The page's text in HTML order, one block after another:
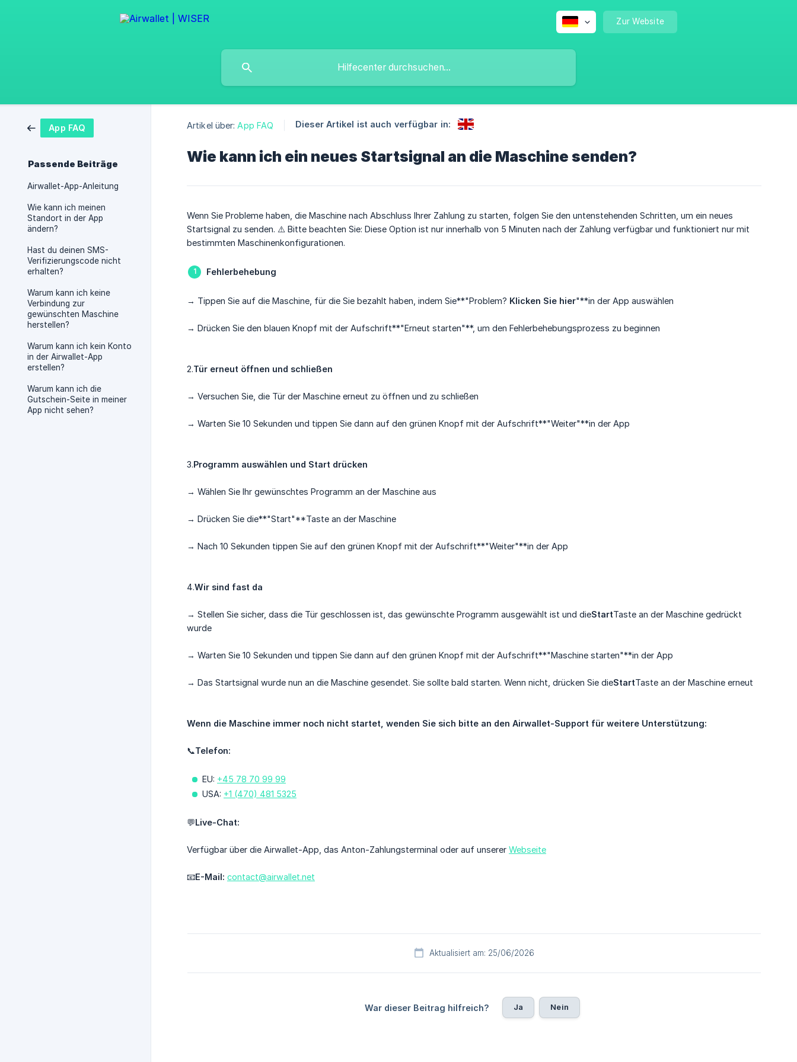
Zur Website
App FAQ
Passende Beiträge
Airwallet-App-Anleitung
Wie kann ich meinen
Standort in der App
ändern?
Hast du deinen SMS-
Verifizierungscode nicht
erhalten?
Warum kann ich keine
Verbindung zur
gewünschten Maschine
herstellen?
Warum kann ich kein Konto
in der Airwallet-App
erstellen?
Warum kann ich die
Gutschein-Seite in meiner
App nicht sehen?
Artikel über: App FAQ Dieser Artikel ist auch verfügbar in:
Wie kann ich ein neues Startsignal an die Maschine senden?
Wenn Sie Probleme haben, die Maschine nach Abschluss Ihrer Zahlung zu starten, folgen Sie den untenstehenden Schritten, um ein neues
Startsignal zu senden. ⚠️ Bitte beachten Sie: Diese Option ist nur innerhalb von 5 Minuten nach der Zahlung verfügbar und funktioniert nur mit
bestimmten Maschinenkonfigurationen.
Fehlerbehebung
→ Tippen Sie auf die Maschine, für die Sie bezahlt haben, indem Sie**"Problem? Klicken Sie hier"**in der App auswählen
→ Drücken Sie den blauen Knopf mit der Aufschrift**"Erneut starten"**, um den Fehlerbehebungsprozess zu beginnen
2.Tür erneut öffnen und schließen
→ Versuchen Sie, die Tür der Maschine erneut zu öffnen und zu schließen
→ Warten Sie 10 Sekunden und tippen Sie dann auf den grünen Knopf mit der Aufschrift**"Weiter"**in der App
3.Programm auswählen und Start drücken
→ Wählen Sie Ihr gewünschtes Programm an der Maschine aus
→ Drücken Sie die**"Start"**Taste an der Maschine
→ Nach 10 Sekunden tippen Sie auf den grünen Knopf mit der Aufschrift**"Weiter"**in der App
4.Wir sind fast da
→ Stellen Sie sicher, dass die Tür geschlossen ist, das gewünschte Programm ausgewählt ist und dieStartTaste an der Maschine gedrückt
wurde
→ Warten Sie 10 Sekunden und tippen Sie dann auf den grünen Knopf mit der Aufschrift**"Maschine starten"**in der App
→ Das Startsignal wurde nun an die Maschine gesendet. Sie sollte bald starten. Wenn nicht, drücken Sie dieStartTaste an der Maschine erneut
Wenn die Maschine immer noch nicht startet, wenden Sie sich bitte an den Airwallet-Support für weitere Unterstützung:
📞Telefon:
EU: +45 78 70 99 99
USA: +1 (470) 481 5325
💬Live-Chat:
Verfügbar über die Airwallet-App, das Anton-Zahlungsterminal oder auf unserer Webseite
📧E-Mail: contact@airwallet.net
Aktualisiert am: 25/06/2026
War dieser Beitrag hilfreich? Ja Nein